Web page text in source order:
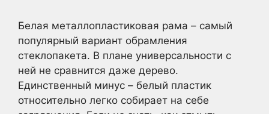
Белая металлопластиковая рама – самый
популярный вариант обрамления
стеклопакета. В плане универсальности с
ней не сравнится даже дерево.
Единственный минус – белый пластик
относительно легко собирает на себе